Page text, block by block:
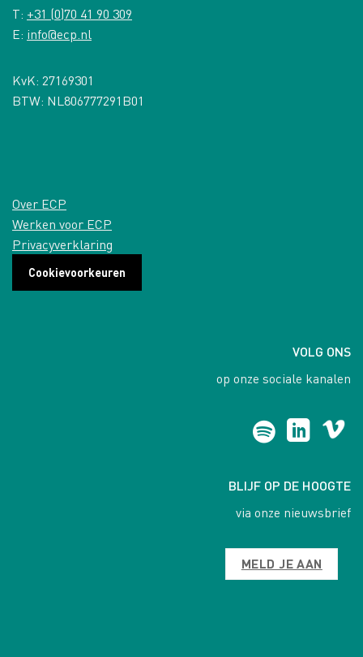
T: +31 (0)70 41 90 309
E: info@ecp.nl
KvK: 27169301
BTW: NL806777291B01
Over ECP
Werken voor ECP
Privacyverklaring
Cookievoorkeuren
VOLG ONS
op onze sociale kanalen
BLIJF OP DE HOOGTE
via onze nieuwsbrief
MELD JE AAN